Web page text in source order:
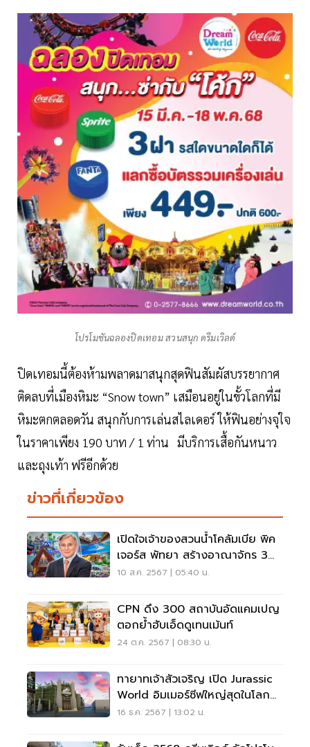
โปรโมชันฉลองปิดเทอม สวนสนุก ดรีมเวิลด์
ปิดเทอมนี้ต้องห้ามพลาดมาสนุกสุดฟินสัมผัสบรรยากาศ
ติดลบที่เมืองหิมะ “Snow town” เสมือนอยู่ในขั้วโลกที่มี
หิมะตกตลอดวัน สนุกกับการเล่นสไลเดอร์ ให้ฟินอย่างจุใจ
ในราคาเพียง 190 บาท / 1 ท่าน มีบริการเสื้อกันหนาว
และถุงเท้า ฟรีอีกด้วย
ข่าวที่เกี่ยวข้อง
เปิดใจเจ้าของสวนน้ำโคลัมเบีย พิค
เจอร์ส พัทยา สร้างอาณาจักร 3
พันล้าน
10 ส.ค. 2567 | 05:40 น.
CPN ดึง 300 สถาบันอัดแคมเปญ
ตอกย้ำฮับเอ็ดดูเทนเม้นท์
24 ต.ค. 2567 | 08:30 น.
ทายาทเจ้าสัวเจริญ เปิด Jurassic
World อิมเมอร์ซีฟใหญ่สุดในโลก
เอเชียทีค
16 ธ.ค. 2567 | 13:02 น.